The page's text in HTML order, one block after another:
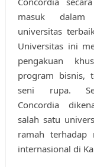
masuk dalam
universitas
Universitas ini
pengakuan
program bisnis,
seni rupa.
Concordia
salah satu
ramah terhadap
internasional di